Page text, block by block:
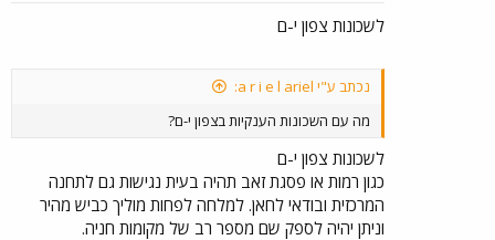
לשכונות צפון י-ם
נכתב ע"י a r i e l ariel:
מה עם השכונות הענקיות בצפון י-ם?
לשכונות צפון י-ם
כגון רמות או פסגת זאב תהיה בעית נגישות גם לתחנה
המרכזית ובודאי לחאן. למלחה לפחות מוליך כביש מהיר
וניתן יהיה לספק שם מספר רב של מקומות חניה.